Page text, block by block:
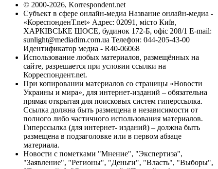
© 2000-2026, Korrespondent.net
Субъект в сфере онлайн-медиа Название онлайн-медиа -
«КореспонденТ.net» Адрес: 02091, місто Київ,
ХАРКІВСЬКЕ ШОСЕ, будинок 172-Б, офіс 208/1 E-mail:
sunlight@mediadim.com.ua Телефон: 044-205-43-00
Идентификатор медиа - R40-06068
Использование любых материалов, размещённых на
сайте, разрешается при условии ссылки на
Корреспондент.net.
При копировании материалов со страницы «Новости
Украины и мира», для интернет-изданий – обязательна
прямая открытая для поисковых систем гиперссылка.
Ссылка должна быть размещена в независимости от
полного либо частичного использования материалов.
Гиперссылка (для интернет- изданий) – должна быть
размещена в подзаголовке или в первом абзаце
материала.
Новости с пометками "Мнение", "Экспертиза",
"Заявление", "Регионы", "Деньги", "Власть", "Выборы",